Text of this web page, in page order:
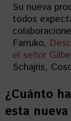
Su nueva
todos
Farruko,
el señor
Schajris,
¿Cuánto
esta